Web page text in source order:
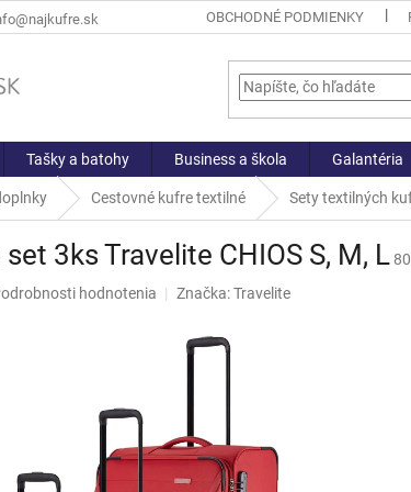
OBCHODNÉ PODMIENKY
Tašky a batohy Business a škola Galantéria
Cestovné kufre textilné Sety textilných
3ks Travelite CHIOS S, M, L
hodnotenia Značka:Travelite